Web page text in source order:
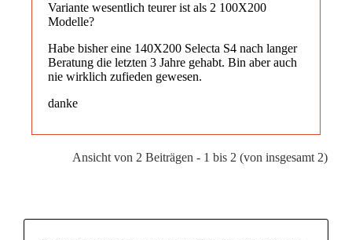
Variante wesentlich teurer ist als 2 100X200
Modelle?
Habe bisher eine 140X200 Selecta S4 nach langer
Beratung die letzten 3 Jahre gehabt. Bin aber auch
nie wirklich zufieden gewesen.
danke
Ansicht von 2 Beiträgen - 1 bis 2 (von insgesamt 2)